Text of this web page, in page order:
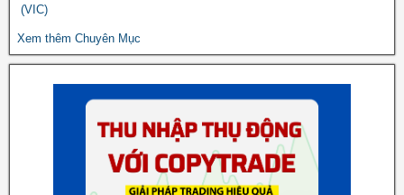
(VIC)
Xem thêm Chuyên Mục